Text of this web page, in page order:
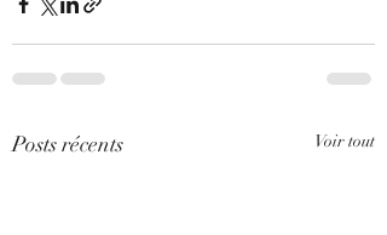
Posts récents Voir tout